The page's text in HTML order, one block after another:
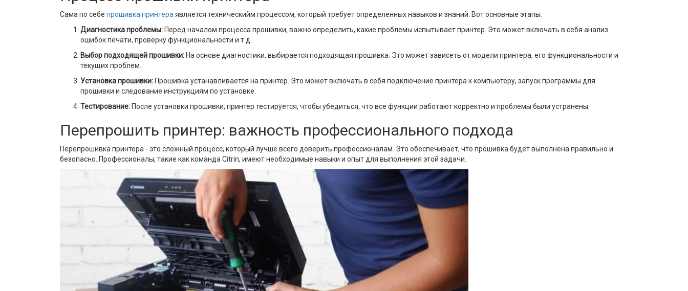
Сама по себе прошивка принтера является техническийм процессом, который требует определенных навыков и знаний. Вот основные этапы:
Диагностика проблемы: Перед началом процесса прошивки, важно определить, какие проблемы испытывает принтер. Это может включать в себя анализ
ошибок печати, проверку функциональности и т.д.
Выбор подходящей прошивки: На основе диагностики, выбирается подходящая прошивка. Это может зависеть от модели принтера, его функциональности и
текущих проблем.
Установка прошивки: Прошивка устанавливается на принтер. Это может включать в себя подключение принтера к компьютеру, запуск программы для
прошивки и следование инструкциям по установке.
Тестирование: После установки прошивки, принтер тестируется, чтобы убедиться, что все функции работают корректно и проблемы были устранены.
Перепрошить принтер: важность профессионального подхода
Перепрошивка принтера - это сложный процесс, который лучше всего доверить профессионалам. Это обеспечивает, что прошивка будет выполнена правильно и
безопасно. Профессионалы, такие как команда Citrin, имеют необходимые навыки и опыт для выполнения этой задачи.